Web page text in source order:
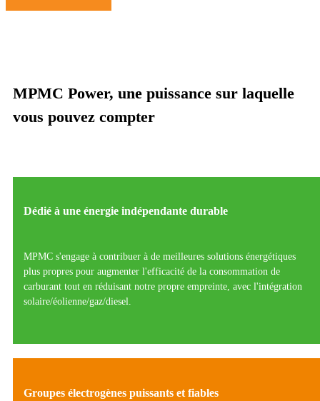
MPMC Power, une puissance sur laquelle
vous pouvez compter
Dédié à une énergie indépendante durable
MPMC s'engage à contribuer à de meilleures solutions énergétiques
plus propres pour augmenter l'efficacité de la consommation de
carburant tout en réduisant notre propre empreinte, avec l'intégration
solaire/éolienne/gaz/diesel.
Groupes électrogènes puissants et fiables